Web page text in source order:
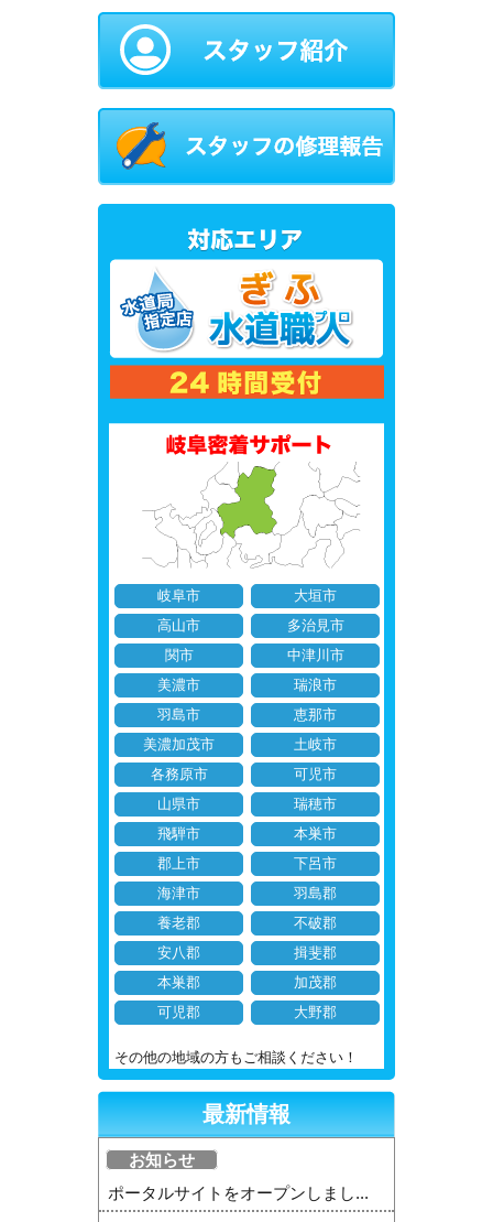
岐阜市
大垣市
高山市
多治見市
関市
中津川市
美濃市
瑞浪市
羽島市
恵那市
美濃加茂市
土岐市
各務原市
可児市
山県市
瑞穂市
飛騨市
本巣市
郡上市
下呂市
海津市
羽島郡
養老郡
不破郡
安八郡
揖斐郡
本巣郡
加茂郡
可児郡
大野郡
その他の地域の方もご相談ください！
最新情報
お知らせ
ポータルサイトをオープンしまし...